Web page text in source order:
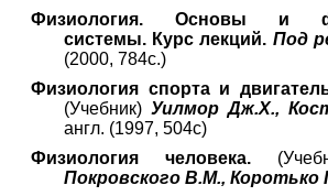
Физиология. Основы и
системы. Курс лекций. Под
(2000, 784с.)
Физиология спорта и
(Учебник) Уилмор Дж.Х.,
англ. (1997, 504с)
Физиология человека.
Покровского В.М., Коротько